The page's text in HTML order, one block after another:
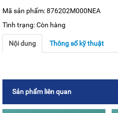
Mã sản phẩm: 876202M000NEA
Tình trạng: Còn hàng
Nội dung Thông số kỹ thuật
Sản phẩm liên quan